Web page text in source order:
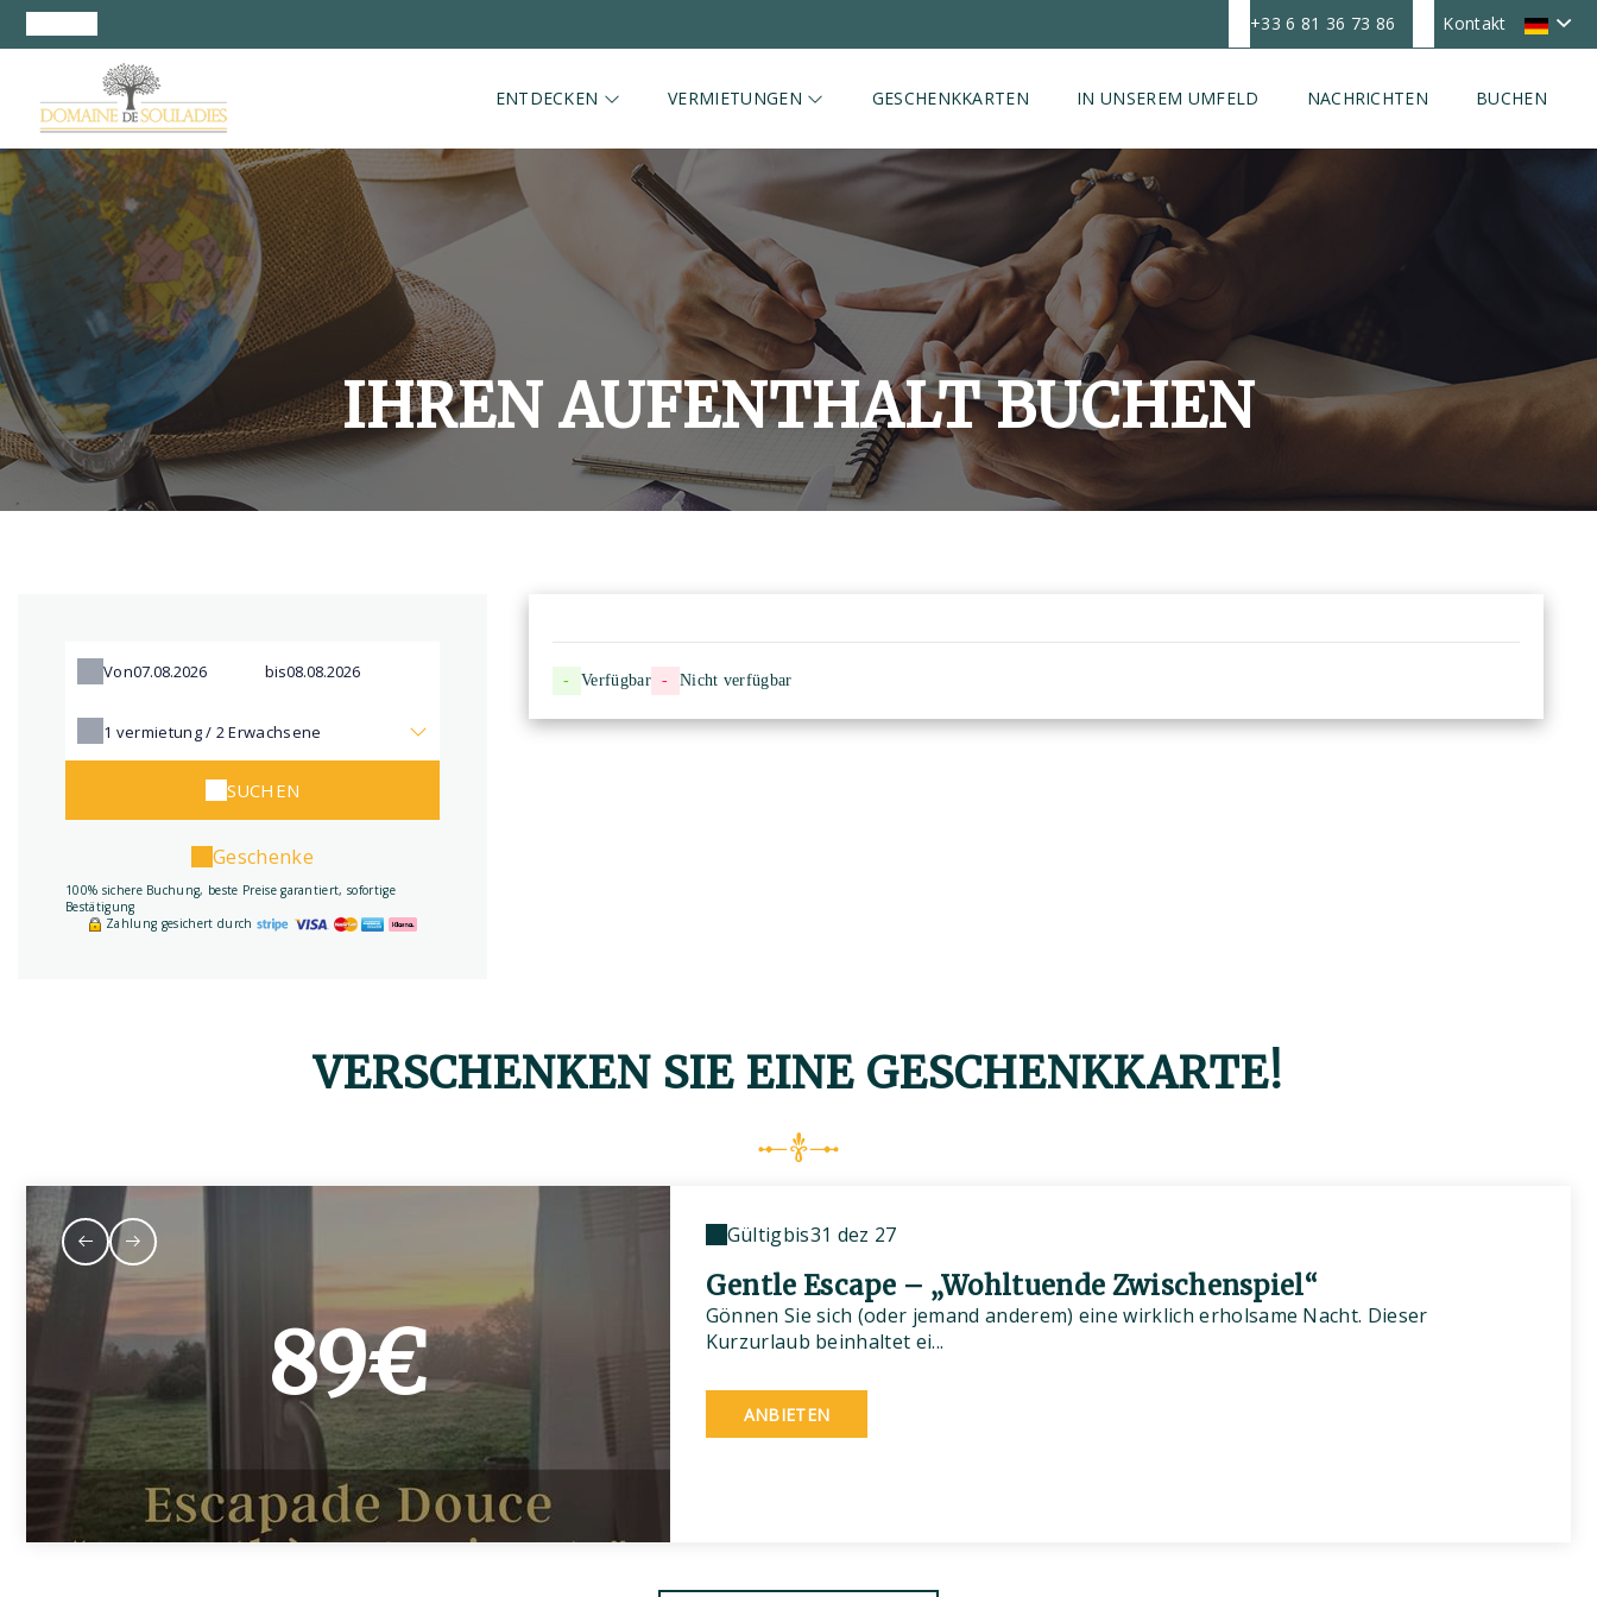
Kontakt
+33 6 81 36 73 86
ENTDECKEN VERMIETUNGEN GESCHENKKARTEN IN UNSEREM UMFELD NACHRICHTEN BUCHEN
IHREN AUFENTHALT BUCHEN
Von bis
1 vermietung / 2Erwachsene
SUCHEN
Geschenke
100% sichere Buchung, beste Preise garantiert, sofortige
Bestätigung
Zahlung gesichert durch
- Verfügbar - Nicht verfügbar
VERSCHENKEN SIE EINE GESCHENKKARTE!
89€
Gültigbis31 dez 27
Gentle Escape – „Wohltuende Zwischenspiel“
Gönnen Sie sich (oder jemand anderem) eine wirklich erholsame Nacht. Dieser
Kurzurlaub beinhaltet ei...
ANBIETEN